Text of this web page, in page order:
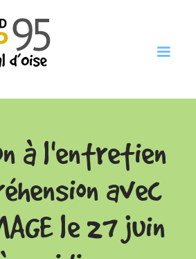
à l'entretien
avec
le 27 juin